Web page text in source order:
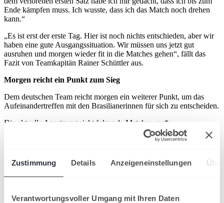
Zustimmung Details Anzeigeneinstellungen
Verantwortungsvoller Umgang mit Ihren Daten
Ende kämpfen muss. Ich wusste, dass ich das Match noch drehen
kann.“
„Es ist erst der erste Tag. Hier ist noch nichts entschieden, aber wir
haben eine gute Ausgangssituation. Wir müssen uns jetzt gut
ausruhen und morgen wieder fit in die Matches gehen“, fällt das
Fazit von Teamkapitän Rainer Schüttler aus.
Morgen reicht ein Punkt zum Sieg
Dem deutschen Team reicht morgen ein weiterer Punkt, um das
Aufeinandertreffen mit den Brasilianerinnen für sich zu entscheiden.
Die aktuelle Ansetzung sieht folgende Matches vor*:
Einzel Nr. 3: Tatjana Maria vs. Beatriz Haddad Maia
Doppel: Angelique Kerber/Anna-Lena Friedsam vs. Beatriz Haddad
Maia/Luisa Stefani